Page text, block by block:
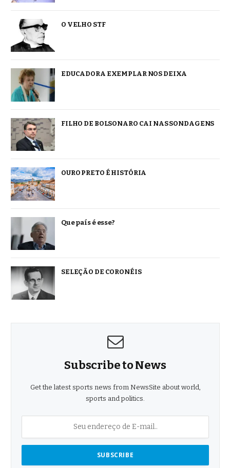
O VELHO STF
EDUCADORA EXEMPLAR NOS DEIXA
FILHO DE BOLSONARO CAI NAS SONDAGENS
OURO PRETO É HISTÓRIA
Que país é esse?
SELEÇÃO DE CORONÉIS
Subscribe to News
Get the latest sports news from NewsSite about world,
sports and politics.